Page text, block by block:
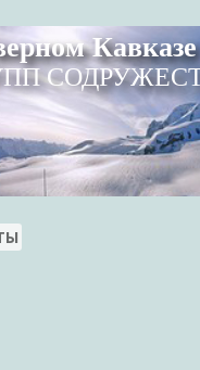
Кавказе